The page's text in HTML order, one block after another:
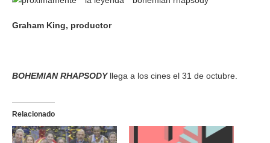
Graham King, productor
BOHEMIAN RHAPSODY llega a los cines el 31 de octubre.
Relacionado